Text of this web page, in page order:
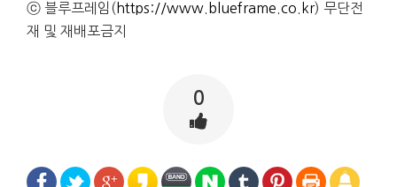
ⓒ 블루프레임( https://www.blueframe.co.kr) 무단전
재 및 재배포금지
0